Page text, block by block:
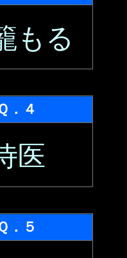
もる
．４
医
．５